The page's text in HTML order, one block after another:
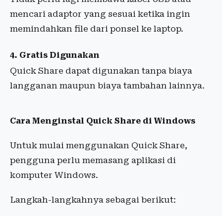
mencari adaptor yang sesuai ketika ingin
memindahkan file dari ponsel ke laptop.
4. Gratis Digunakan
Quick Share dapat digunakan tanpa biaya
langganan maupun biaya tambahan lainnya.
Cara Menginstal Quick Share di Windows
Untuk mulai menggunakan Quick Share,
pengguna perlu memasang aplikasi di
komputer Windows.
Langkah-langkahnya sebagai berikut: